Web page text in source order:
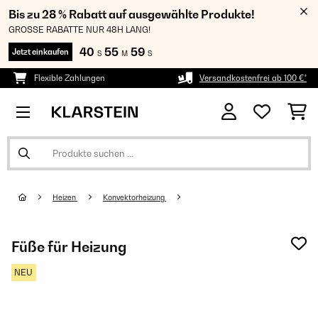
Bis zu 28 % Rabatt auf ausgewählte Produkte!
GROSSE RABATTE NUR 48H LANG!
Jetzt einkaufen 40 S 55 M 59 S
Flexible Zahlungen Versandkostenfrei ab 100 €*
Heizen Konvektorheizung
Füße für Heizung
NEU